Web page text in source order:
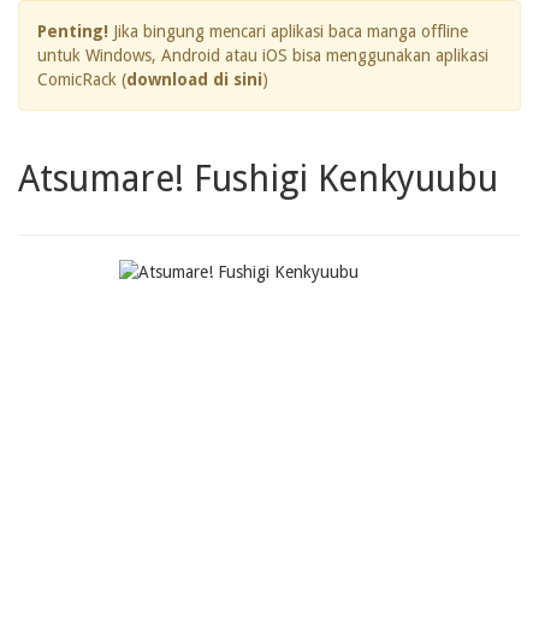
Penting! Jika bingung mencari aplikasi baca manga offline
untuk Windows, Android atau iOS bisa menggunakan aplikasi
ComicRack (download di sini)
Atsumare! Fushigi Kenkyuubu